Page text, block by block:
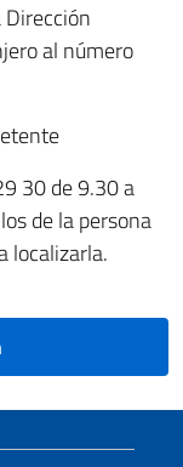
al número
30 de 9.30 a
de la persona
localizarla.